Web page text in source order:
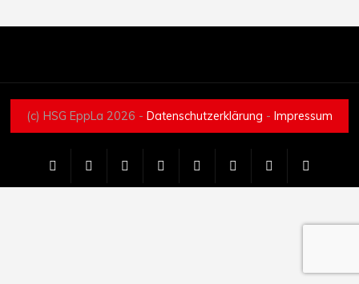
(c) HSG EppLa 2026 - Datenschutzerklärung - Impressum